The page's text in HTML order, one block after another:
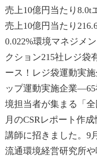
売上10億円当たり8.0t
売上10億円当たり
0.022%環境マネジメ
クション215社レジ袋
ース！レジ袋運動実
ップ運動実施企業
境担当者が集まる「
月のCSRレポート作
講師に招きました。9
流通環境経営研究所